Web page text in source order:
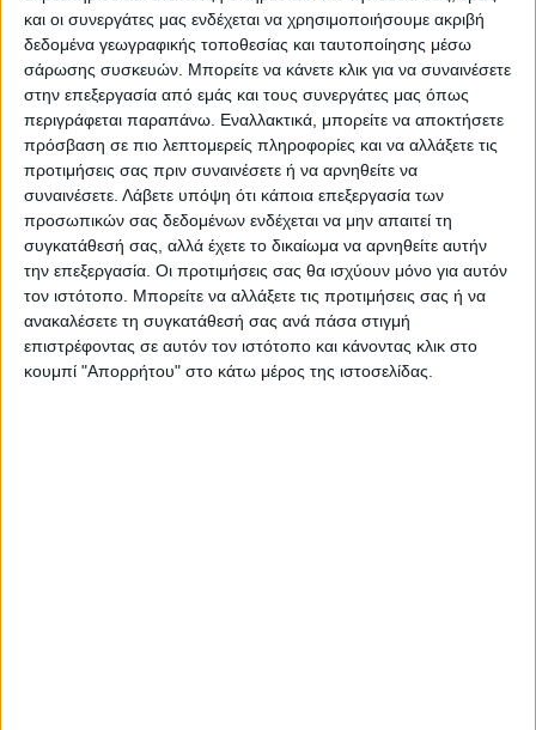
και οι συνεργάτες μας ενδέχεται να χρησιμοποιήσουμε ακριβή
δεδομένα γεωγραφικής τοποθεσίας και ταυτοποίησης μέσω
σάρωσης συσκευών. Μπορείτε να κάνετε κλικ για να συναινέσετε
στην επεξεργασία από εμάς και τους συνεργάτες μας όπως
περιγράφεται παραπάνω. Εναλλακτικά, μπορείτε να αποκτήσετε
πρόσβαση σε πιο λεπτομερείς πληροφορίες και να αλλάξετε τις
προτιμήσεις σας πριν συναινέσετε ή να αρνηθείτε να
συναινέσετε. Λάβετε υπόψη ότι κάποια επεξεργασία των
προσωπικών σας δεδομένων ενδέχεται να μην απαιτεί τη
συγκατάθεσή σας, αλλά έχετε το δικαίωμα να αρνηθείτε αυτήν
την επεξεργασία. Οι προτιμήσεις σας θα ισχύουν μόνο για αυτόν
τον ιστότοπο. Μπορείτε να αλλάξετε τις προτιμήσεις σας ή να
ανακαλέσετε τη συγκατάθεσή σας ανά πάσα στιγμή
επιστρέφοντας σε αυτόν τον ιστότοπο και κάνοντας κλικ στο
κουμπί "Απορρήτου" στο κάτω μέρος της ιστοσελίδας.
ΝΕΟΣ ΑΓΩΝ
https://neosagon.gr
Η Αρχαιότερη Καθημερινή Πρωινή Εφημερίδα της Καρδίτσας
ΠΑΡΟΜΟΙΑ ΑΡΘΡΑ